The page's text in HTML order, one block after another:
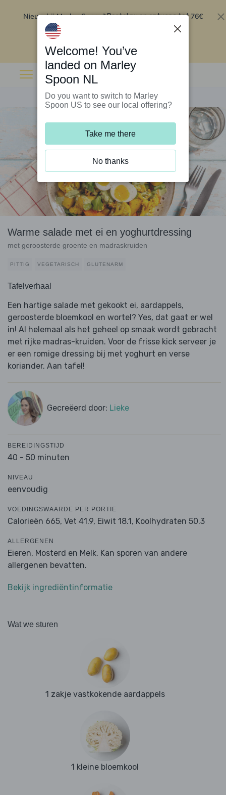
Nieuw bij Marley Spoon?Bestel nu en ontvang tot 76€
Warme salade met ei en yoghurtdressing
met geroosterde groente en madraskruiden
PITTIG VEGETARISCH GLUTENARM
Tafelverhaal
Een hartige salade met gekookt ei, aardappels,
geroosterde bloemkool en wortel? Yes, dat gaat er wel
in! Al helemaal als het geheel op smaak wordt gebracht
met rijke madras-kruiden. Voor de frisse kick serveer je
er een romige dressing bij met yoghurt en verse
koriander. Aan tafel!
Gecreëerd door: Lieke
BEREIDINGSTIJD
40 - 50 minuten
NIVEAU
eenvoudig
VOEDINGSWAARDE PER PORTIE
Calorieën 665, Vet 41.9, Eiwit 18.1, Koolhydraten 50.3
ALLERGENEN
Eieren, Mosterd en Melk. Kan sporen van andere
allergenen bevatten.
Bekijk ingrediëntinformatie
Wat we sturen
1 zakje vastkokende aardappels
1 kleine bloemkool
Welcome! You’ve
landed on Marley
Spoon NL
Do you want to switch to Marley
Spoon US to see our local offering?
Take me there
No thanks